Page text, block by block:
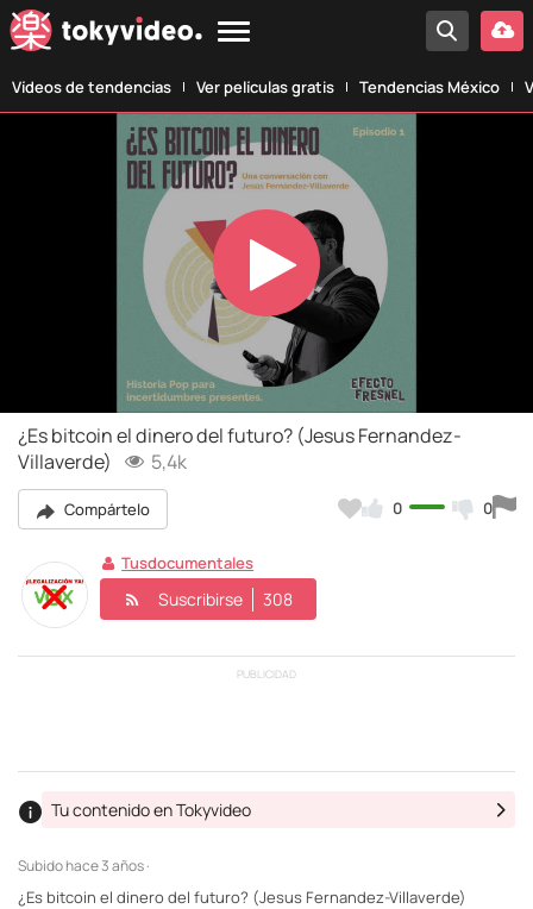
Vídeos de tendencias Ver películas gratis Tendencias México
Play
Video
¿Es bitcoin el dinero del futuro? (Jesus Fernandez-
Villaverde)
5,4k
Compártelo 0 0
Tusdocumentales
Suscribirse 308
PUBLICIDAD
Subidohace 3 años ·
Tu contenido en Tokyvideo
¿Es bitcoin el dinero del futuro? (Jesus Fernandez-Villaverde)